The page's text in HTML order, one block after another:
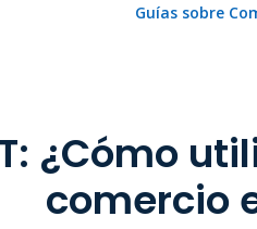
Guías sobre
¿Cómo
comercio